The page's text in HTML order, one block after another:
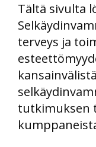
Tältä sivulta
terveys ja
kansainvälistä
tutkimuksen